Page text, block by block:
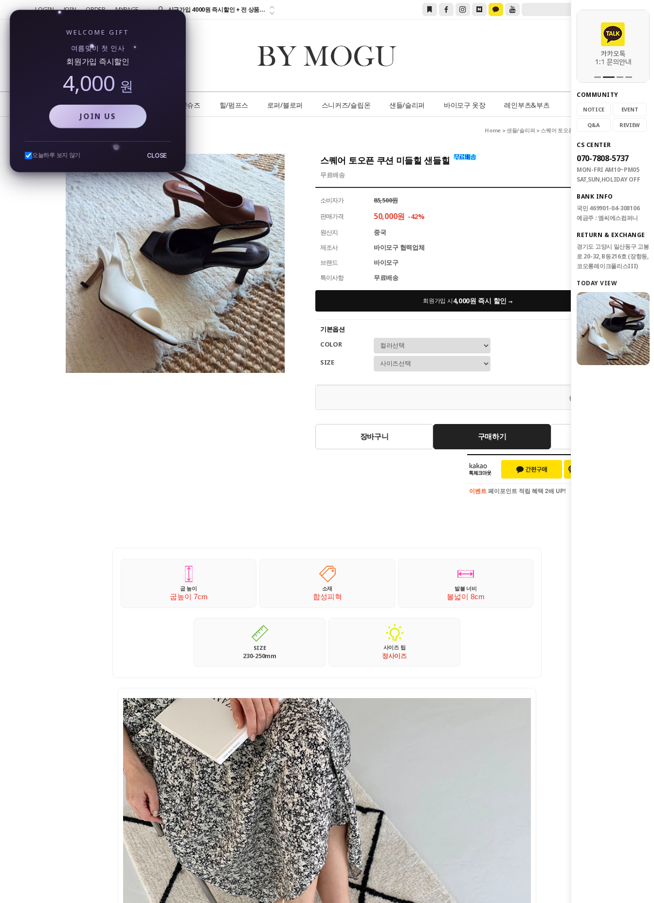
LOGIN JOIN
4000원!
ORDER MYPAGE
반품 및 교환 신청시 참고하세요!!!...
반품 및 교환 신청시 참고하세요!!!...
NEW BEST 플랫슈즈 힐/펌프스 로퍼/블로퍼 스니커즈/슬립온 샌들/슬리퍼 바이모구 옷장 레인부츠&부츠
COMMUNITY
NOTICE EVENT
Q&A REVIEW
CS CENTER
070-7808-5737
MON-FRI AM10~PM05
SAT,SUN,HOLIDAY OFF
BANK INFO
국민 469901-04-308106
예금주 : 엠씨에스컴퍼니
RETURN & EXCHANGE
경기도 고양시 일산동구 고봉
로 20-32, B동216호 (장항동,
코오롱레이크폴리스III)
TODAY VIEW
스퀘어 토오픈 쿠션 미들힐 샌들힐
Home>샌들/슬리퍼 > 스퀘어 토오픈 쿠션 미들힐 샌들힐
스퀘어 토오픈 쿠션 미들힐 샌들힐
무료배송
소비자가
85,500원
판매가격
50,000원 -42%
원산지
중국
제조사
바이모구 협력업체
브랜드
바이모구
특이사항
무료배송
회원가입 시4,000원 즉시 할인 →
기본옵션
COLOR
SIZE
총 상품 금액
장바구니 구매하기
이벤트 페이포인트 적립 혜택 2배 UP!
굽 높이
굽높이 7cm
소재
합성피혁
발볼 너비
볼넓이 8cm
SIZE
230-250mm
사이즈 팁
정사이즈
WELCOME GIFT
여름맞이 첫 인사
회원가입 즉시할인
4,000 원
JOIN US
오늘하루 보지 않기 CLOSE